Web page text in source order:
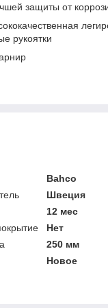
защиты от
рукоятки
Bahco
Швеция
12 мес
Нет
250 мм
Новое